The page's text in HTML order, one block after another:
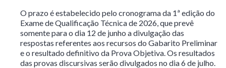
O prazo é estabelecido pelo cronograma da 1ª edição do
Exame de Qualificação Técnica de 2026, que prevê
somente para o dia 12 de junho a divulgação das
respostas referentes aos recursos do Gabarito Preliminar
e o resultado definitivo da Prova Objetiva. Os resultados
das provas discursivas serão divulgados no dia 6 de julho.